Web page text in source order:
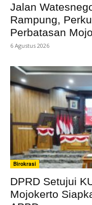
Jalan
Rampung,
Perbatasan
6 Agustus 2026
Birokrasi
DPRD Setujui
Mojokerto